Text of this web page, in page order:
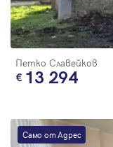
Петко Славейков
13 294
Само от Адрес
Парола